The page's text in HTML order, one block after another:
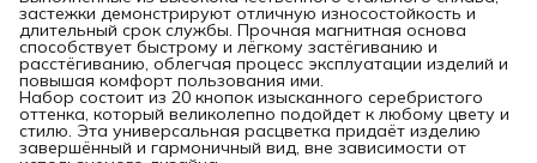
застежки демонстрируют отличную износостойкость и
длительный срок службы. Прочная магнитная основа
способствует быстрому и лёгкому застёгиванию и
расстёгиванию, облегчая процесс эксплуатации изделий и
повышая комфорт пользования ими.
Набор состоит из 20 кнопок изысканного серебристого
оттенка, который великолепно подойдет к любому цвету и
стилю. Эта универсальная расцветка придаёт изделию
завершённый и гармоничный вид, вне зависимости от